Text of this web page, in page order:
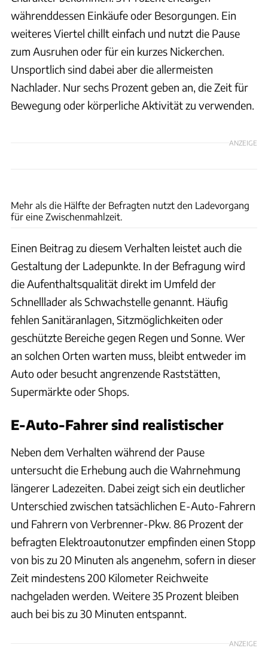
währenddessen Einkäufe oder Besorgungen. Ein
weiteres Viertel chillt einfach und nutzt die Pause
zum Ausruhen oder für ein kurzes Nickerchen.
Unsportlich sind dabei aber die allermeisten
Nachlader. Nur sechs Prozent geben an, die Zeit für
Bewegung oder körperliche Aktivität zu verwenden.
ANZEIGE
Mehr als die Hälfte der Befragten nutzt den Ladevorgang
für eine Zwischenmahlzeit.
Einen Beitrag zu diesem Verhalten leistet auch die
Gestaltung der Ladepunkte. In der Befragung wird
die Aufenthaltsqualität direkt im Umfeld der
Schnelllader als Schwachstelle genannt. Häufig
fehlen Sanitäranlagen, Sitzmöglichkeiten oder
geschützte Bereiche gegen Regen und Sonne. Wer
an solchen Orten warten muss, bleibt entweder im
Auto oder besucht angrenzende Raststätten,
Supermärkte oder Shops.
E-Auto-Fahrer sind realistischer
Neben dem Verhalten während der Pause
untersucht die Erhebung auch die Wahrnehmung
längerer Ladezeiten. Dabei zeigt sich ein deutlicher
Unterschied zwischen tatsächlichen E-Auto-Fahrern
und Fahrern von Verbrenner-Pkw. 86 Prozent der
befragten Elektroautonutzer empfinden einen Stopp
von bis zu 20 Minuten als angenehm, sofern in dieser
Zeit mindestens 200 Kilometer Reichweite
nachgeladen werden. Weitere 35 Prozent bleiben
auch bei bis zu 30 Minuten entspannt.
ANZEIGE